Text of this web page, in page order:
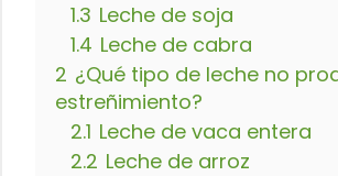
1.3 Leche de soja
1.4 Leche de cabra
2 ¿Qué tipo de leche no
estreñimiento?
2.1 Leche de vaca entera
2.2 Leche de arroz